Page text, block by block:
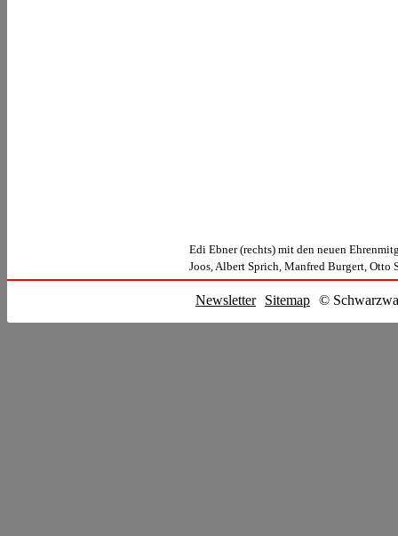
Edi Ebner (rechts) mit den neuen
Joos, Albert Sprich, Manfred Burgert, Otto
Newsletter Sitemap ©